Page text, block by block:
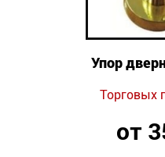
Упор
Торговых
от